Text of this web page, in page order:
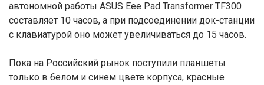
автономной работы ASUS Eee Pad Transformer TF300
составляет 10 часов, а при подсоединении док-станции
с клавиатурой оно может увеличиваться до 15 часов.
Пока на Российский рынок поступили планшеты
только в белом и синем цвете корпуса, красные